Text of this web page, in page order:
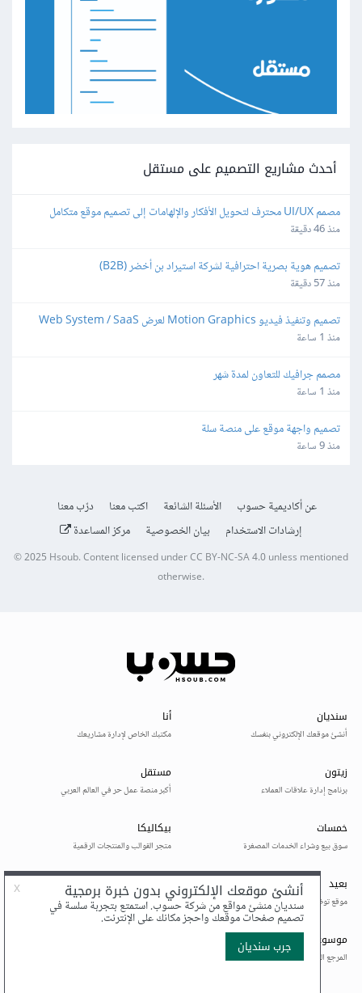
أحدث مشاريع التصميم على مستقل
مصمم UI/UX محترف لتحويل الأفكار والإلهامات إلى تصميم موقع متكامل
منذ 46 دقيقة
تصميم هوية بصرية احترافية لشركة استيراد بن أخضر (B2B)
منذ 57 دقيقة
تصميم وتنفيذ فيديو Motion Graphics لعرض Web System / SaaS
منذ 1 ساعة
مصمم جرافيك للتعاون لمدة شهر
منذ 1 ساعة
تصميم واجهة موقع على منصة سلة
منذ 9 ساعة
عن أكاديمية حسوب الأسئلة الشائعة اكتب معنا
درّب معنا
إرشادات الاستخدام
بيان الخصوصية مركز المساعدة
© 2025 Hsoub.Content licensed underCC BY-NC-SA 4.0unless mentioned
otherwise.